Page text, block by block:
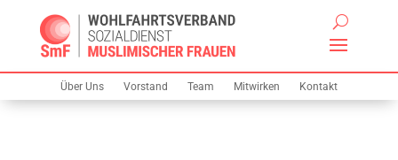
Über Uns Vorstand Team Mitwirken Kontakt